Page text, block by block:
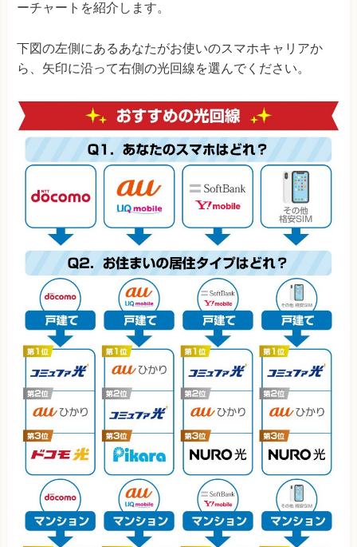
ーチャートを紹介します。
下図の左側にあるあなたがお使いのスマホキャリアか
ら、矢印に沿って右側の光回線を選んでください。